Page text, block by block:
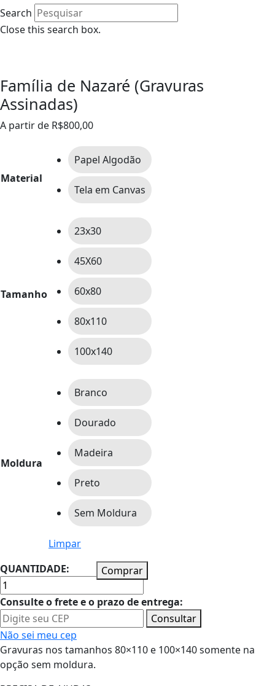
Search
Close this search box.
Família de Nazaré (Gravuras
Assinadas)
A partir de R$800,00
Material
Papel Algodão
Tela em Canvas
Tamanho
23x30
45X60
60x80
80x110
100x140
Moldura
Branco
Dourado
Madeira
Preto
Sem Moldura
Limpar
QUANTIDADE:
Comprar
Consulte o frete e o prazo de entrega:
Consultar
Não sei meu cep
Gravuras nos tamanhos 80×110 e 100×140 somente na
opção sem moldura.